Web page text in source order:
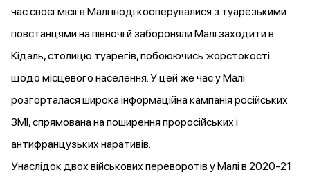
час своєї місії в Малі інодікооперувалися з туарезькими
повстанцями на півночі й заборонялиМалі заходити в
Кідаль, столицю туарегів, побоюючись жорстокості
щодо місцевого населення. У цей же час у Малі
розгорталасяширока інформаційна кампанія російських
ЗМІ, спрямована на поширення проросійських і
антифранцузьких наративів.
Унаслідок двох військових переворотів у Малі в 2020-21